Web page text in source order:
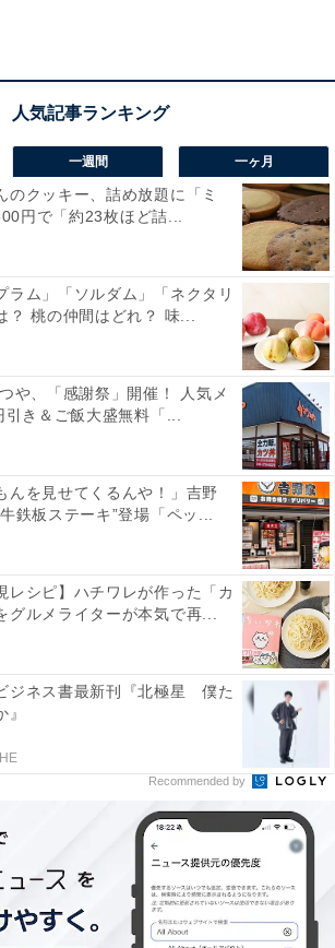
するお弁当の中身は？
模様に鶴見つばさ橋が描かれています
は、ちむ（肝＝気持ち・心）が高鳴る
方言。「ちむどんどんする横浜・沖縄
けた瞬間に“ちむどんどん”して欲しい
れています。
一週間 一ヶ月
のクッキー、詰め放題に「ミ
円で「約23枚ほど詰...
ラム」「ソルダム」「ネクタリ
？ 桃の仲間はどれ？ 味...
や、「感謝祭」開催！ 人気メ
き＆ご飯大盛無料「...
んを見せてくるんや！」吉野
鉄板ステーキ”登場「ペッ...
レシピ】ハチワレが作った「カ
グルメライターが本気で再...
ジネス書最新刊『北極星 僕た
Recommended by